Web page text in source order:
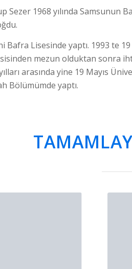
Sezer 1968 yılında Samsunun
Bafra Lisesinde yaptı. 1993 te 19
mezun olduktan sonra
arasında yine 19 Mayıs
Bölümümde yaptı.